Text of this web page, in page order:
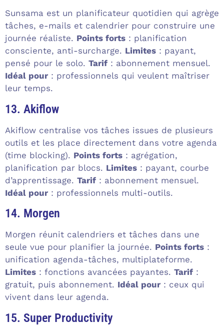
Sunsama est un planificateur quotidien qui agrège
tâches, e-mails et calendrier pour construire une
journée réaliste. Points forts : planification
consciente, anti-surcharge. Limites : payant,
pensé pour le solo. Tarif : abonnement mensuel.
Idéal pour : professionnels qui veulent maîtriser
leur temps.
13. Akiflow
Akiflow centralise vos tâches issues de plusieurs
outils et les place directement dans votre agenda
(time blocking). Points forts : agrégation,
planification par blocs. Limites : payant, courbe
d’apprentissage. Tarif : abonnement mensuel.
Idéal pour : professionnels multi-outils.
14. Morgen
Morgen réunit calendriers et tâches dans une
seule vue pour planifier la journée. Points forts :
unification agenda-tâches, multiplateforme.
Limites : fonctions avancées payantes. Tarif :
gratuit, puis abonnement. Idéal pour : ceux qui
vivent dans leur agenda.
15. Super Productivity